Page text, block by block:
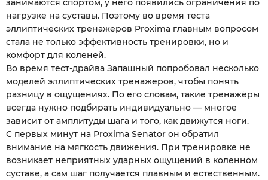
занимаются спортом, у него появились ограничения по
нагрузке на суставы. Поэтому во время теста
эллиптических тренажеров Proxima главным вопросом
стала не только эффективность тренировки, но и
комфорт для коленей.
Во время тест-драйва Запашный попробовал несколько
моделей эллиптических тренажеров, чтобы понять
разницу в ощущениях. По его словам, такие тренажёры
всегда нужно подбирать индивидуально — многое
зависит от амплитуды шага и того, как движутся ноги.
С первых минут на Proxima Senator он обратил
внимание на мягкость движения. При тренировке не
возникает неприятных ударных ощущений в коленном
суставе, а сам шаг получается плавным и естественным.